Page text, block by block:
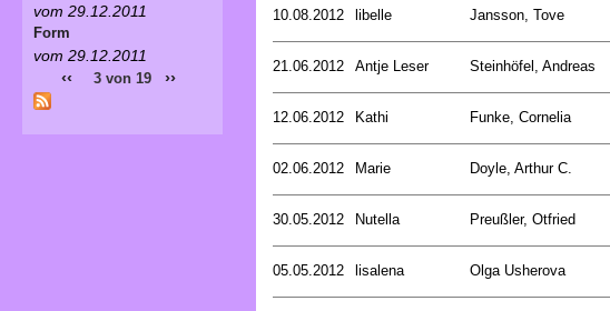
10.08.2012 libelle Jansson, Tove
21.06.2012 Antje Leser Steinhöfel, Andreas
12.06.2012 Kathi Funke, Cornelia
02.06.2012 Marie Doyle, Arthur C.
30.05.2012 Nutella Preußler, Otfried
05.05.2012 lisalena Olga Usherova
vom 29.12.2011
Form
vom 29.12.2011
‹‹ 3 von 19 ››